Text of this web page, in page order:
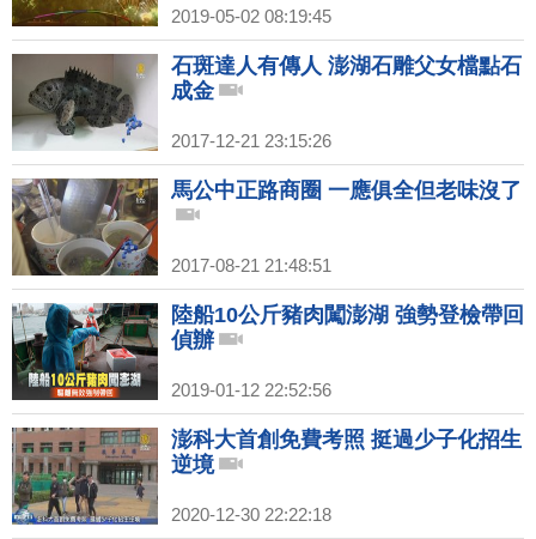
2019-05-02 08:19:45
石斑達人有傳人 澎湖石雕父女檔點石
成金
2017-12-21 23:15:26
馬公中正路商圈 一應俱全但老味沒了
2017-08-21 21:48:51
陸船10公斤豬肉闖澎湖 強勢登檢帶回
偵辦
2019-01-12 22:52:56
澎科大首創免費考照 挺過少子化招生
逆境
2020-12-30 22:22:18